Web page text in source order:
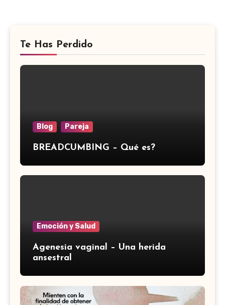
Te Has Perdido
Blog Pareja
BREADCUMBING – Qué es?
Emoción y Salud
Agenesia vaginal – Una herida
ansestral